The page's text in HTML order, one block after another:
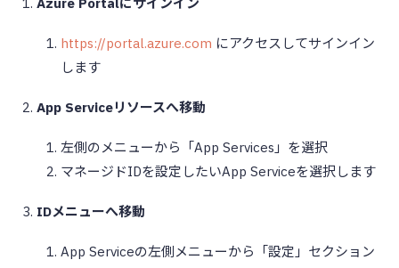
https://portal.azure.com にアクセスしてサインイン
します
App Serviceリソースへ移動
左側のメニューから「App Services」を選択
マネージドIDを設定したいApp Serviceを選択します
IDメニューへ移動
App Serviceの左側メニューから「設定」セクション